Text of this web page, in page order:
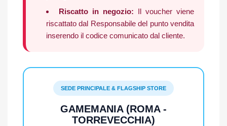
Riscatto in negozio: Il voucher viene
riscattato dal Responsabile del punto vendita
inserendo il codice comunicato dal cliente.
SEDE PRINCIPALE & FLAGSHIP STORE
GAMEMANIA (ROMA -
TORREVECCHIA)